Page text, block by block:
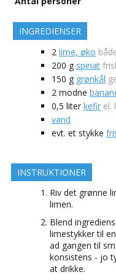
INGREDIENSER
2 lime, øko
200 g spinat
150 g grønkål
2 modne
0,5 liter kefir el.
vand
evt. et stykke
INSTRUKTIONER
Riv det grønne
limen.
Blend
limestykker til
ad gangen til
konsistens - jo
at drikke.